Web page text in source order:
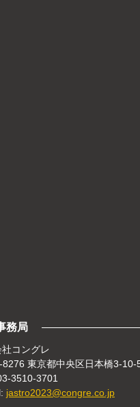
務局
コングレ
8276 東京都中央区日本橋3-
3510-3701
jastro2023@congre.co.jp